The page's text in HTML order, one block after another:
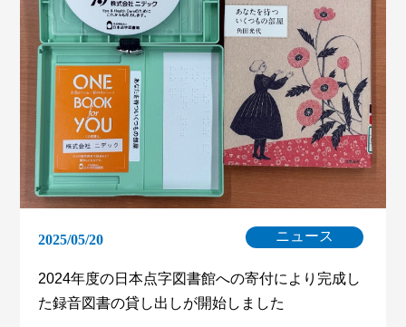
2025/05/20 ニュース
2024年度の日本点字図書館への寄付により完成し
た録音図書の貸し出しが開始しました